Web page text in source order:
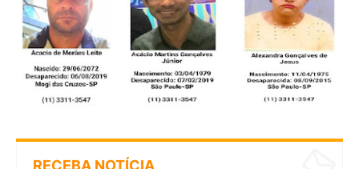
RECEBA NOTÍCIA